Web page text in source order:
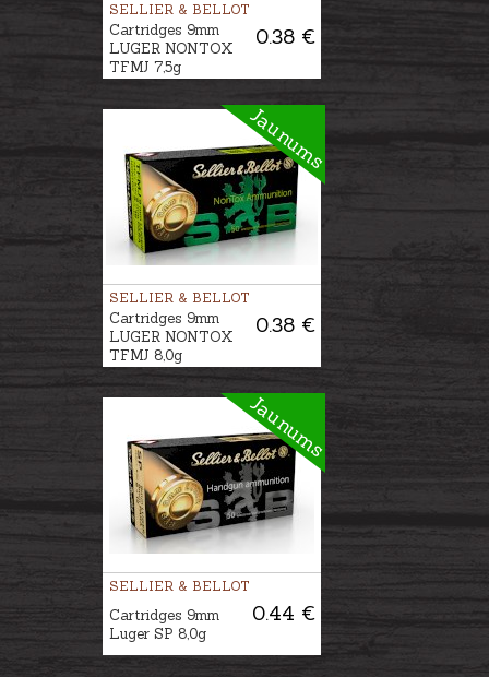
SELLIER & BELLOT
0.38 €
Cartridges 9mm
LUGER NONTOX
TFMJ 7,5g
Jaunums
SELLIER & BELLOT
0.38 €
Cartridges 9mm
LUGER NONTOX
TFMJ 8,0g
Jaunums
SELLIER & BELLOT
0.44 €
Cartridges 9mm
Luger SP 8,0g